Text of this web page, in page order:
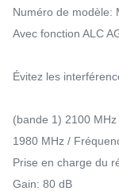
Numéro de modèle:
Avec fonction ALC
Évitez les
(bande 1) 2100
1980 MHz /
Prise en charge du
Gain: 80 dB